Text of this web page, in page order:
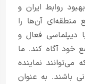
روابط ایران و
منطقه‌ای آن‌ها را
دیپلماسی فعال و
خود آگاه کند. ما
نماینده
باشند. به عنوان